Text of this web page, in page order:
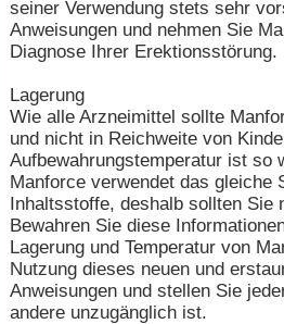
seiner Verwendung stets sehr
Anweisungen und nehmen Sie
Diagnose Ihrer Erektionsstörung.
Lagerung
Wie alle Arzneimittel sollte
und nicht in Reichweite von
Aufbewahrungstemperatur ist so
Manforce verwendet das gleiche
Inhaltsstoffe, deshalb sollten Sie
Bewahren Sie diese
Lagerung und Temperatur von
Nutzung dieses neuen und
Anweisungen und stellen Sie
andere unzugänglich ist.